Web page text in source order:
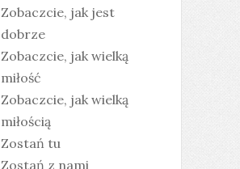
Zobaczcie, jak jest
dobrze
Zobaczcie, jak wielką
miłość
Zobaczcie, jak wielką
miłością
Zostań tu
Zostań z nami